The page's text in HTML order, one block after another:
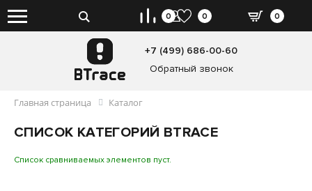
+7 (499) 686-00-60
Обратный звонок
0
0 0
Главная страница Каталог
СПИСОК КАТЕГОРИЙ BTRACE
Список сравниваемых элементов пуст.